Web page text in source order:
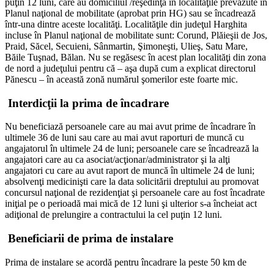
puţin 12 luni, care au domiciliul /reşedinţa în localităţile prevăzute în
Planul naţional de mobilitate (aprobat prin HG) sau se încadrează
într-una dintre aceste localităţi. Localităţile din judeţul Harghita
incluse în Planul naţional de mobilitate sunt: Corund, Plăieşii de Jos,
Praid, Săcel, Secuieni, Sânmartin, Şimoneşti, Ulieş, Satu Mare,
Băile Tuşnad, Bălan. Nu se regăsesc în acest plan localităţi din zona
de nord a judeţului pentru că – aşa după cum a explicat directorul
Pănescu – în această zonă numărul şomerilor este foarte mic.
Interdicţii la prima de încadrare
Nu beneficiază persoanele care au mai avut prime de încadrare în
ultimele 36 de luni sau care au mai avut raporturi de muncă cu
angajatorul în ultimele 24 de luni; persoanele care se încadrează la
angajatori care au ca asociat/acţionar/administrator şi la alţi
angajatori cu care au avut raport de muncă în ultimele 24 de luni;
absolvenţi medicinişti care la data solicitării dreptului au promovat
concursul naţional de rezidenţiat şi persoanele care au fost încadrate
iniţial pe o perioadă mai mică de 12 luni şi ulterior s-a încheiat act
adiţional de prelungire a contractului la cel puţin 12 luni.
Beneficiarii de prima de instalare
Prima de instalare se acordă pentru încadrare la peste 50 km de